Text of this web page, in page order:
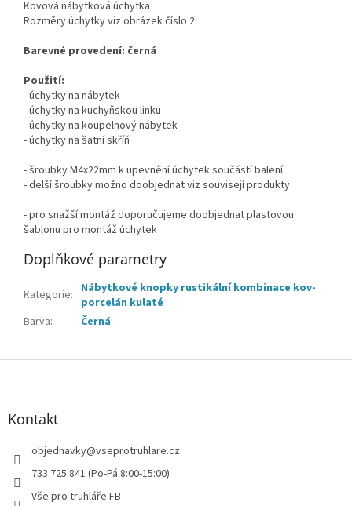
Kovová nábytková úchytka
Rozměry úchytky viz obrázek číslo 2
Barevné provedení: černá
Použití:
- úchytky na nábytek
- úchytky na kuchyňskou linku
- úchytky na koupelnový nábytek
- úchytky na šatní skříň
- šroubky M4x22mm k upevnění úchytek součástí balení
- delší šroubky možno doobjednat viz souvisejí produkty
- pro snažší montáž doporučujeme doobjednat plastovou
šablonu pro montáž úchytek
Doplňkové parametry
Kategorie: Nábytkové knopky rustikální kombinace kov-
porcelán kulaté
Barva: Černá
Z
Kontakt
objednavky@vseprotruhlare.cz
733 725 841 (Po-Pá 8:00-15:00)
Vše pro truhláře FB